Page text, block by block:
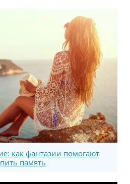
как фантазии помогают
память